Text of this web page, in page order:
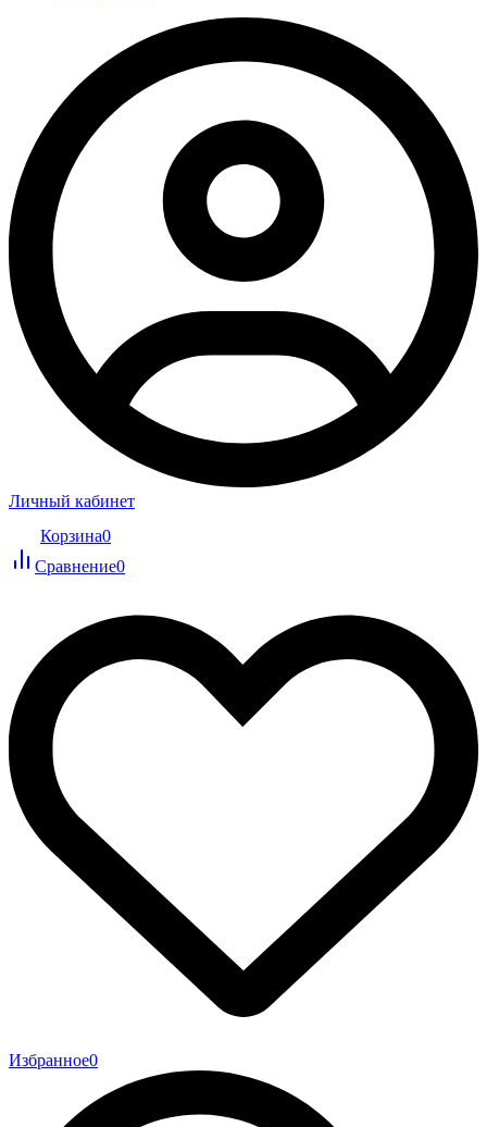
Личный кабинет
Корзина0
Сравнение0
Избранное0